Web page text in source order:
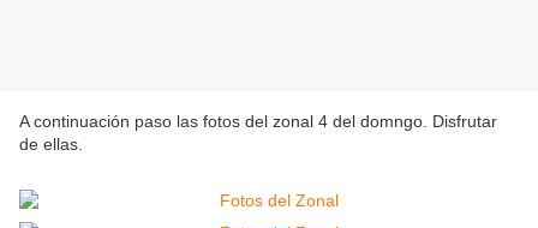
A continuación paso las fotos del zonal 4 del domngo. Disfrutar
de ellas.